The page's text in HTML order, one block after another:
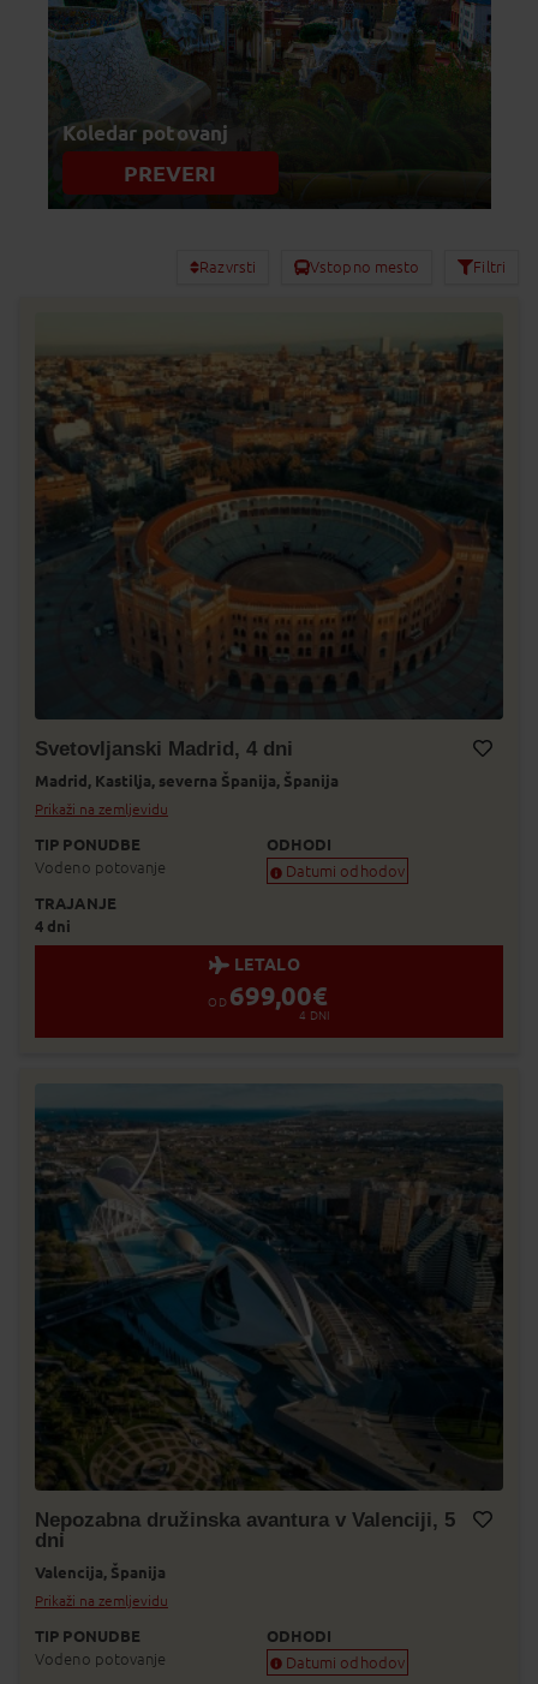
Koledar potovanj
PREVERI
Razvrsti Vstopno mesto Filtri
Svetovljanski Madrid, 4 dni
Madrid, Kastilja, severna Španija, Španija
Prikaži na zemljevidu
TIP PONUDBE
Vodeno potovanje
ODHODI
Datumi odhodov
prodaje.
TRAJANJE
4 dni
LETALO
OD 699,00€
4 DNI
Nepozabna družinska avantura v Valenciji, 5
dni
Valencija, Španija
Prikaži na zemljevidu
TIP PONUDBE
Vodeno potovanje
ODHODI
Datumi odhodov